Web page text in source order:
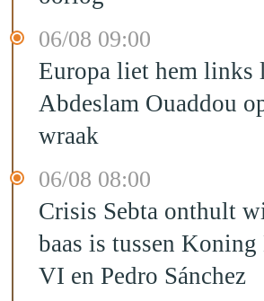
06/08 09:00
Europa liet hem links
Abdeslam Ouaddou
wraak
06/08 08:00
Crisis Sebta onthult
baas is tussen
VI en Pedro Sánchez